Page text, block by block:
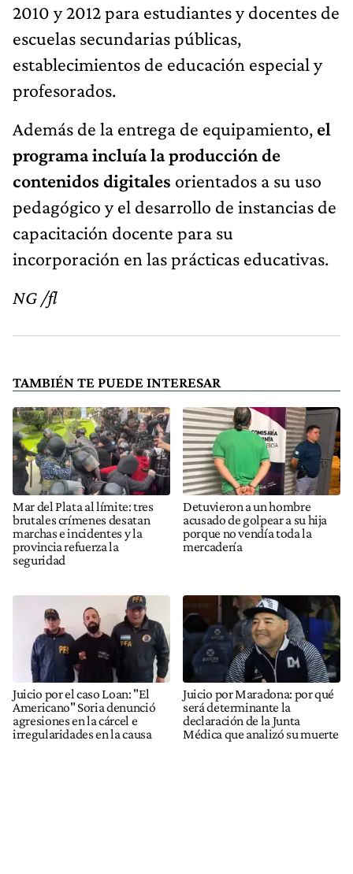
2010 y 2012 para estudiantes y docentes de
escuelas secundarias públicas,
establecimientos de educación especial y
profesorados.
Además de la entrega de equipamiento, el
programa incluía la producción de
contenidos digitales orientados a su uso
pedagógico y el desarrollo de instancias de
capacitación docente para su
incorporación en las prácticas educativas.
NG /fl
TAMBIÉN TE PUEDE INTERESAR
Mar del Plata al límite: tres
brutales crímenes desatan
marchas e incidentes y la
provincia refuerza la
seguridad
Detuvieron a un hombre
acusado de golpear a su hija
porque no vendía toda la
mercadería
Juicio por el caso Loan: "El
Americano" Soria denunció
agresiones en la cárcel e
irregularidades en la causa
Juicio por Maradona: por qué
será determinante la
declaración de la Junta
Médica que analizó su muerte